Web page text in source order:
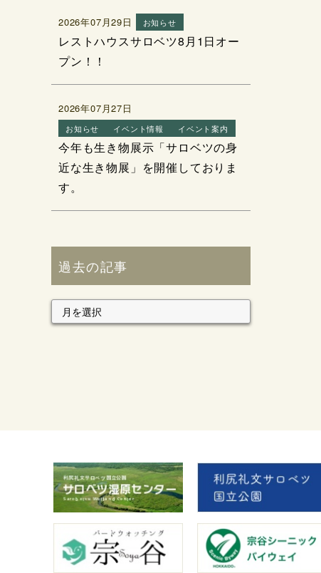
2026年07月29日 お知らせ
レストハウスサロベツ8月1日オー
プン！！
2026年07月27日
お知らせ イベント情報 イベント案内
今年も生き物展示「サロベツの身
近な生き物展」を開催しておりま
す。
過去の記事